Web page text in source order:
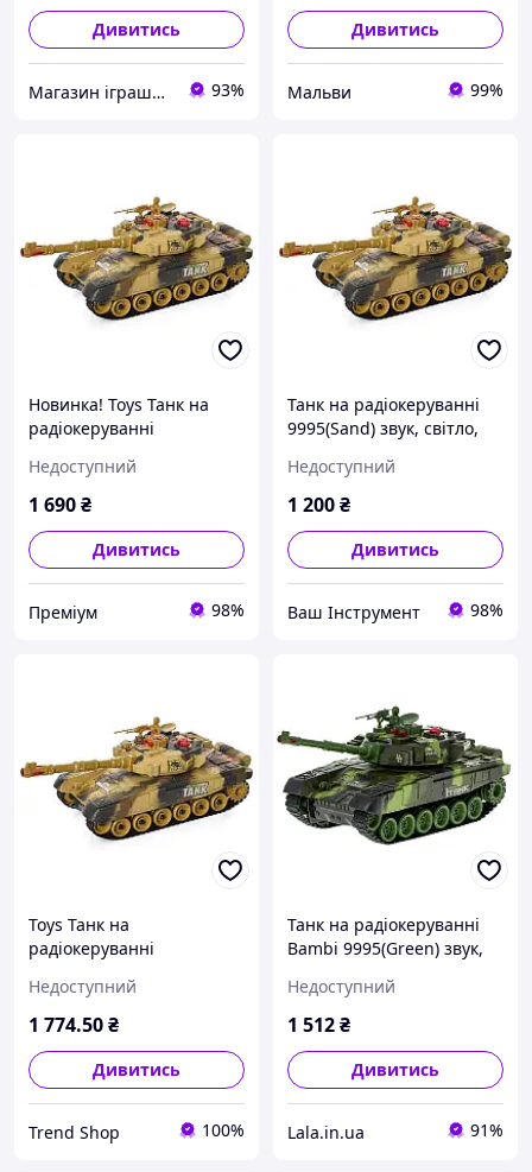
Дивитись
Магазин іграшок "Веселий малюк" 93%
Дивитись
Мальви 99%
Новинка! Toys Танк на
радіокеруванні
рухома кабіна
Недоступний
1 690₴
Дивитись
Преміум 98%
Танк на радіокеруванні
9995(Sand) звук, світло,
Недоступний
1 200₴
Дивитись
Ваш Інструмент 98%
Toys Танк на
радіокеруванні
рухома кабіна Imidzh
Недоступний
1 774.50₴
Дивитись
Trend Shop 100%
Танк на радіокеруванні
Bambi 9995(Green) звук,
Lala.in.ua
Недоступний
1 512₴
Дивитись
Lala.in.ua 91%